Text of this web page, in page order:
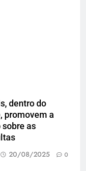
dentro do
promovem a
as
20/08/2025 0